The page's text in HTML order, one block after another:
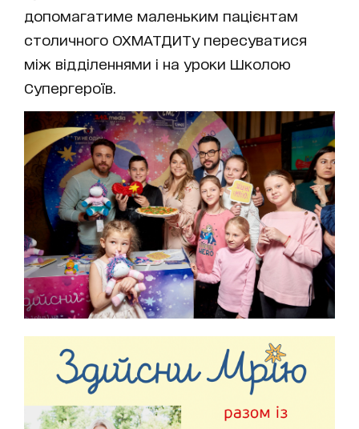
допомагатиме маленьким пацієнтам
столичного ОХМАТДИТу пересуватися
між відділеннями і на уроки Школою
Супергероїв.